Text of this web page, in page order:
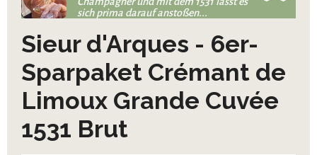
sich prima darauf anstoßen...
Sieur d'Arques - 6er-
Sparpaket Crémant de
Limoux Grande Cuvée
1531 Brut